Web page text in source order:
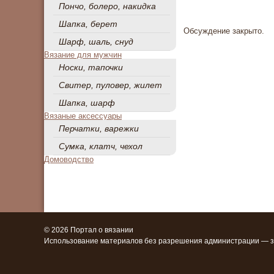
Пончо, болеро, накидка
Шапка, берет
Шарф, шаль, снуд
Вязание для мужчин
Носки, тапочки
Свитер, пуловер, жилет
Шапка, шарф
Вязаные аксессуары
Перчатки, варежки
Сумка, клатч, чехол
Домоводство
Обсуждение закрыто.
© 2026 Портал о вязании
Использование материалов без разрешения администрации —